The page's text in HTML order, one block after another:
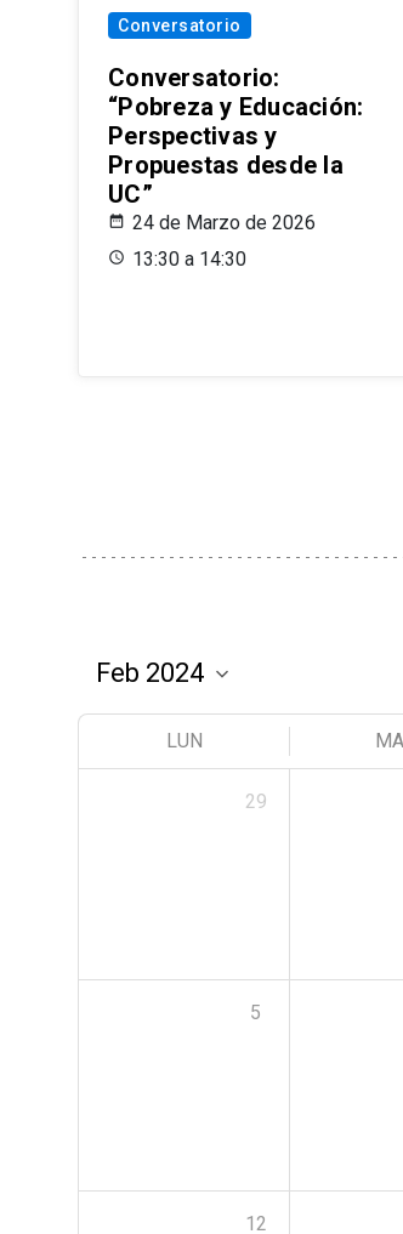
Conversatorio
Conversatorio:
“Pobreza y Educación:
Perspectivas y
Propuestas desde la
UC”
24 de Marzo de 2026
13:30 a 14:30
LUN
29
5
12